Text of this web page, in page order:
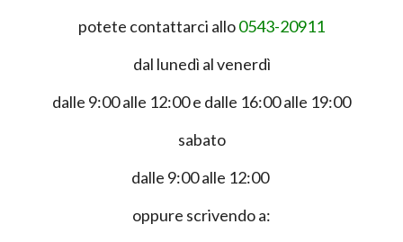
potete contattarci allo0543-20911
dal lunedì al venerdì
dalle 9:00 alle 12:00 e dalle 16:00 alle 19:00
sabato
dalle 9:00 alle 12:00
oppure scrivendo a: